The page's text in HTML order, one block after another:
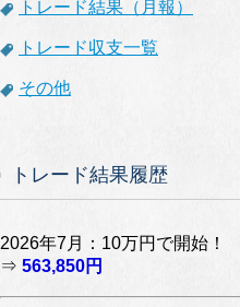
トレード結果（月報）
トレード収支一覧
その他
トレード結果履歴
2026年7月：10万円で開始！
⇒ 563,850円